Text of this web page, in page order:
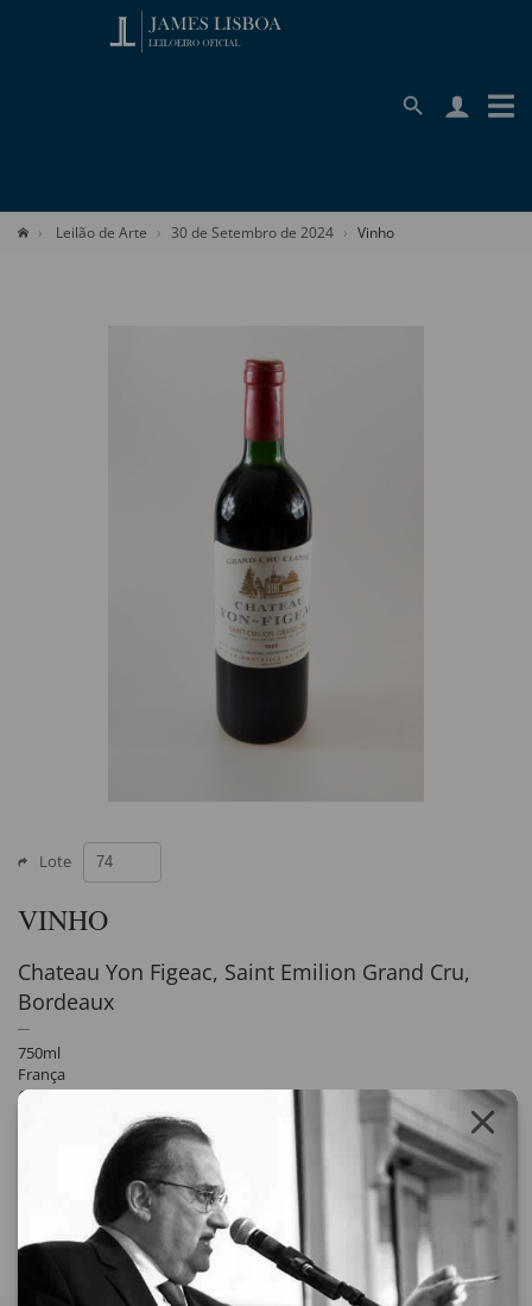
Leilão de Arte 30 de Setembro de 2024 Vinho
Lote
VINHO
Chateau Yon Figeac, Saint Emilion Grand Cru,
Bordeaux
750ml
França
1985
Compartilhar